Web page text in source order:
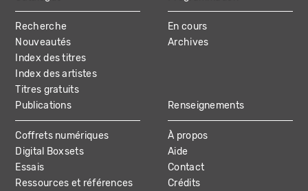
MAIN
NAVIGATION
Recherche
Nouveautés
Index des titres
Index des artistes
Titres gratuits
En cours
Archives
Publications
Coffrets numériques
Digital Boxsets
Essais
Ressources et références
Renseignements
À propos
Aide
Contact
Crédits